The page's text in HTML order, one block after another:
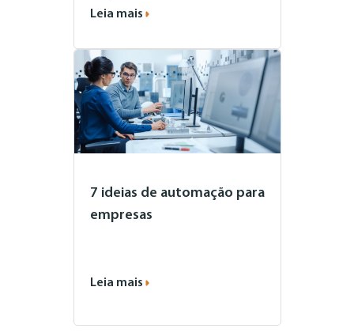
Leia mais
7 ideias de automação para
empresas
Leia mais